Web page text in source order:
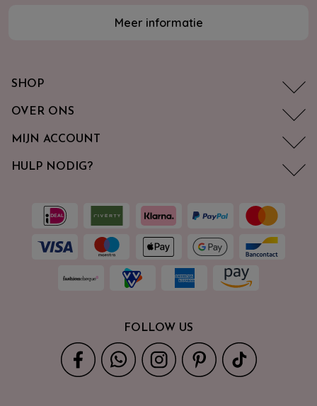
Meer informatie
SHOP
OVER ONS
MIJN ACCOUNT
HULP NODIG?
FOLLOW US